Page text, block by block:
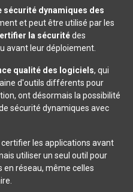
sécurité dynamiques des
et peut être utilisé par les
la sécuritédes
avant leur déploiement.
qualité des logiciels, qui
d'outils différents pour
ont désormais la possibilité
sécurité dynamiques avec
certifier les applications avant
utiliser un seul outil pour
réseau, même celles